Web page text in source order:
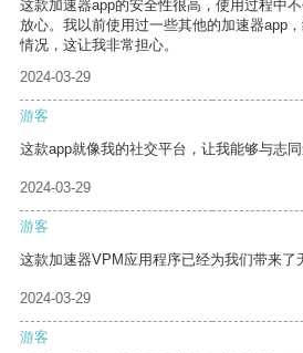
这款加速器app的安全性很高，使用过程中
放心。我以前使用过一些其他的加速器app
情况，这让我非常担心。
2024-03-29
游客
这款app就像我的社交平台，让我能够与志同
2024-03-29
游客
这款加速器VPM应用程序已经为我们带来了
2024-03-29
游客